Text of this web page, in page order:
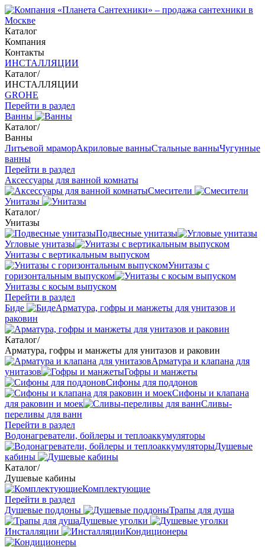
Каталог
Компания
Контакты
ИНСТАЛЛЯЦИИ
Каталог/
ИНСТАЛЛЯЦИИ
GROHE
Перейти в раздел
Ванны
Каталог/
Ванны
Литьевой мраморАкриловые ванныСтальные ванныЧугунные
ванны
Перейти в раздел
Аксессуары для ванной комнаты
Смесители
Унитазы
Каталог/
Унитазы
Подвесные унитазы
Угловые унитазы
Унитазы с вертикальным выпуском
Унитазы с
горизонтальным выпуском
Унитазы с косым выпуском
Перейти в раздел
Биде
Арматура, гофры и манжеты для унитазов и
раковин
Каталог/
Арматура, гофры и манжеты для унитазов и раковин
Арматура и клапана для
унитазов
Гофры и манжеты
Сифоны для поддонов
Сифоны и клапана
для раковин и моек
Сливы-
переливы для ванн
Перейти в раздел
Водонагреватели, бойлеры и теплоаккумуляторы
Душевые
кабины
Каталог/
Душевые кабины
Комплектующие
Перейти в раздел
Душевые поддоны
Трапы для душа
Душевые уголки
Инсталляции
Кондиционеры